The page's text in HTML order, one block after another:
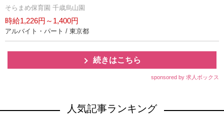
そらまめ保育園 千歳烏山園
時給1,226円～1,400円
アルバイト・パート / 東京都
続きはこちら
sponsored by 求人ボックス
人気記事ランキング